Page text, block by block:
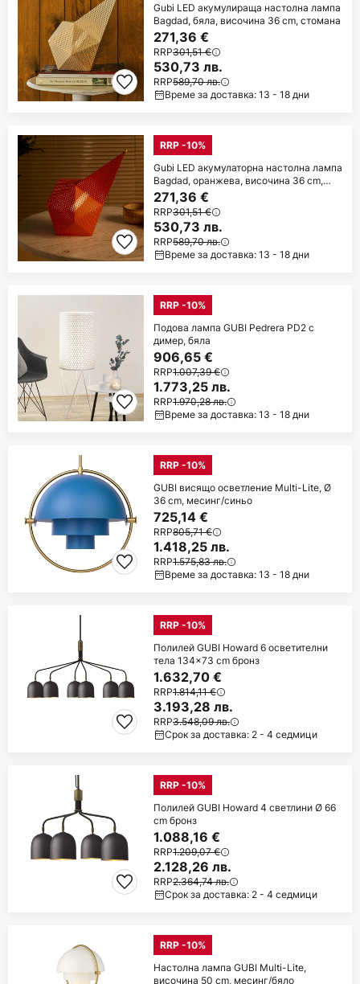
Gubi LED акумулираща настолна лампа
Bagdad, бяла, височина 36 cm, стомана
271,36 €
RRP301,51 €
530,73 лв.
RRP589,70 лв.
Време за доставка: 13 - 18 дни
RRP -10%
Gubi LED акумулаторна настолна лампа
Bagdad, оранжева, височина 36 cm,
стомана
271,36 €
RRP301,51 €
530,73 лв.
RRP589,70 лв.
Време за доставка: 13 - 18 дни
RRP -10%
Подова лампа GUBI Pedrera PD2 с
димер, бяла
906,65 €
RRP1.007,39 €
1.773,25 лв.
RRP1.970,28 лв.
Време за доставка: 13 - 18 дни
RRP -10%
GUBI висящо осветление Multi-Lite, Ø
36 cm, месинг/синьо
725,14 €
RRP805,71 €
1.418,25 лв.
RRP1.575,83 лв.
Време за доставка: 13 - 18 дни
RRP -10%
Полилей GUBI Howard 6 осветителни
тела 134x73 cm бронз
1.632,70 €
RRP1.814,11 €
3.193,28 лв.
RRP3.548,09 лв.
Срок за доставка: 2 - 4 седмици
RRP -10%
Полилей GUBI Howard 4 светлини Ø 66
cm бронз
1.088,16 €
RRP1.209,07 €
2.128,26 лв.
RRP2.364,74 лв.
Срок за доставка: 2 - 4 седмици
RRP -10%
Настолна лампа GUBI Multi-Lite,
височина 50 cm, месинг/бяло